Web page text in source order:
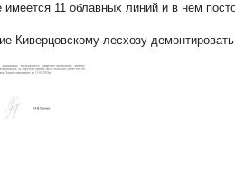
имеется 11 облавных линий и в нем
Киверцовскому лесхозу